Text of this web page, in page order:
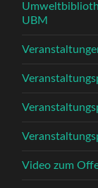
UBM
Video zum